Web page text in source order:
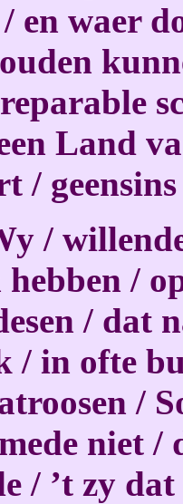
en waer
Land
/
/
hebben /
/ dat
/ in ofte
/
niet /
/ ’t zy